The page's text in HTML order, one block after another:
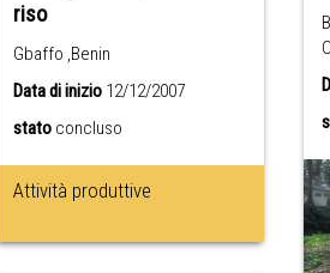
riso
Gbaffo ,Benin
Data di inizio12/12/2007
stato concluso
Attività produttive